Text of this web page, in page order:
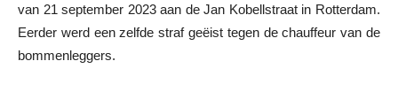
van 21 september 2023 aan de Jan Kobellstraat in Rotterdam.
Eerder werd een zelfde straf geëist tegen de chauffeur van de
bommenleggers.